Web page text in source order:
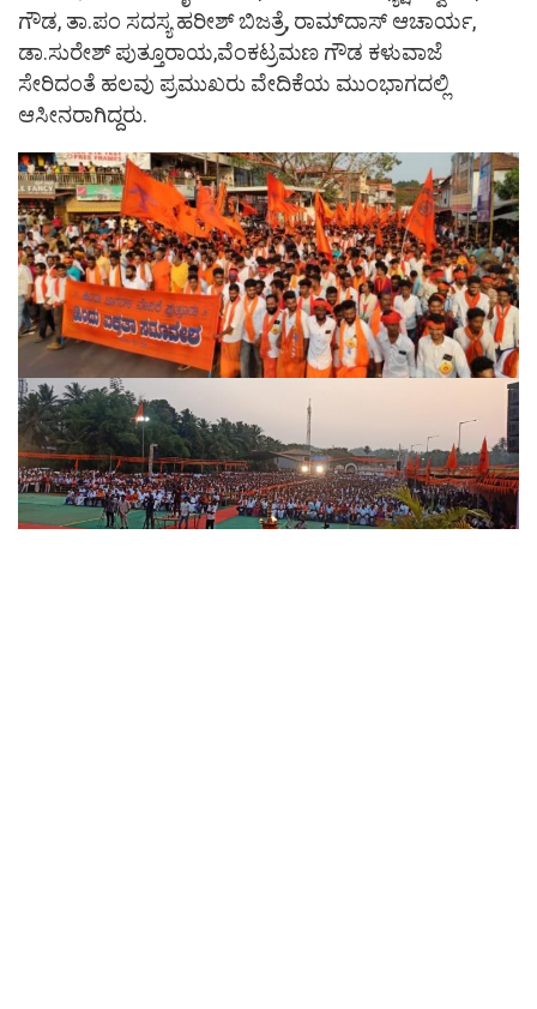
ಗೌಡ, ತಾ.ಪಂ ಸದಸ್ಯ ಹರೀಶ್ ಬಿಜತ್ರೆ, ರಾಮ್‌ದಾಸ್ ಆಚಾರ್ಯ,
ಡಾ.ಸುರೇಶ್ ಪುತ್ತೂರಾಯ,ವೆಂಕಟ್ರಮಣ ಗೌಡ ಕಳುವಾಜೆ
ಸೇರಿದಂತೆ ಹಲವು ಪ್ರಮುಖರು ವೇದಿಕೆಯ ಮುಂಭಾಗದಲ್ಲಿ
ಆಸೀನರಾಗಿದ್ದರು.